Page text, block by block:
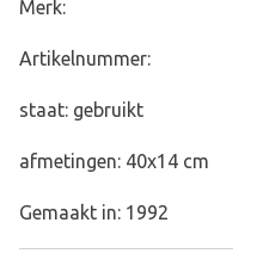
Merk:
Artikelnummer:
staat: gebruikt
afmetingen: 40x14 cm
Gemaakt in: 1992